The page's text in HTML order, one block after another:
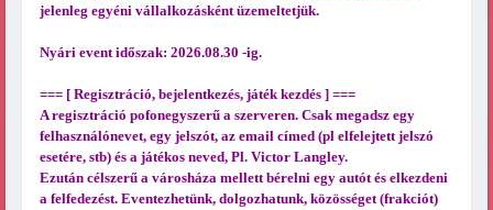
jelenleg egyéni vállalkozásként üzemeltetjük.
Nyári event időszak: 2026.08.30 -ig.
=== [ Regisztráció, bejelentkezés, játék kezdés ] ===
A regisztráció pofonegyszerű a szerveren. Csak megadsz egy
felhasználónevet, egy jelszót, az email címed (pl elfelejtett jelszó
esetére, stb) és a játékos neved, Pl. Victor Langley.
Ezután célszerű a városháza mellett bérelni egy autót és elkezdeni
a felfedezést. Eventezhetünk, dolgozhatunk, közösséget (frakciót)